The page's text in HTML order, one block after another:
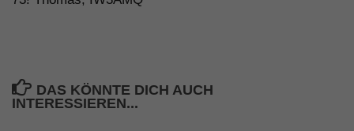
DAS KÖNNTE DICH AUCH
INTERESSIEREN...